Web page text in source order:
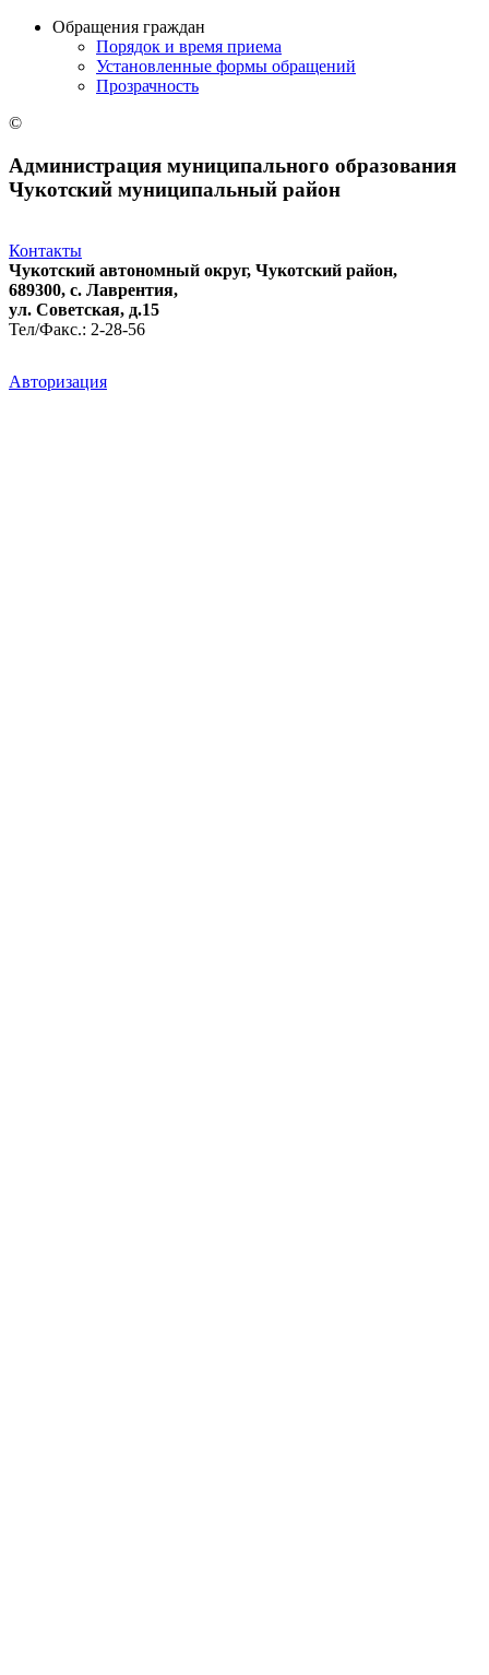
Обращения граждан
Порядок и время приема
Установленные формы обращений
Прозрачность
©
Администрация муниципального образования
Чукотский муниципальный район
Контакты
Чукотский автономный округ, Чукотский район,
689300, с. Лаврентия,
ул. Советская, д.15
Тел/Факс.: 2-28-56
Авторизация